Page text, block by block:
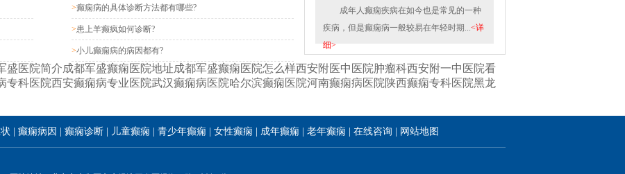
>癫痫病的具体诊断方法都有哪些?
>患上羊癫疯如何诊断?
>小儿癫痫病的病因都有?
成年人癫痫疾病在如今也是常见的一种
疾病，但是癫痫病一般较易在年轻时期...<详
细>
盛医院简介成都军盛癫痫医院地址成都军盛癫痫医院怎么样西安附医中医院肿瘤科西安附一中医院看
专科医院西安癫痫病专业医院武汉癫痫病医院哈尔滨癫痫医院河南癫痫病医院陕西癫痫专科医院黑龙
癫痫病因 癫痫诊断| 儿童癫痫 青少年癫痫 女性癫痫 成年癫痫 老年癫痫 在线咨询 网站地图